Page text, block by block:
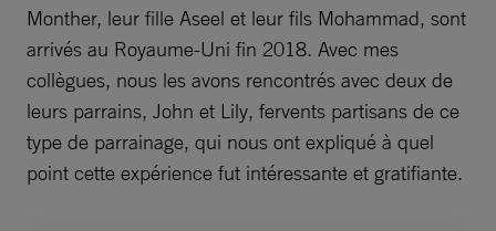
Monther, leur fille Aseel et leur fils Mohammad, sont
arrivés au Royaume-Uni fin 2018. Avec mes
collègues, nous les avons rencontrés avec deux de
leurs parrains, John et Lily, fervents partisans de ce
type de parrainage, qui nous ont expliqué à quel
point cette expérience fut intéressante et gratifiante.